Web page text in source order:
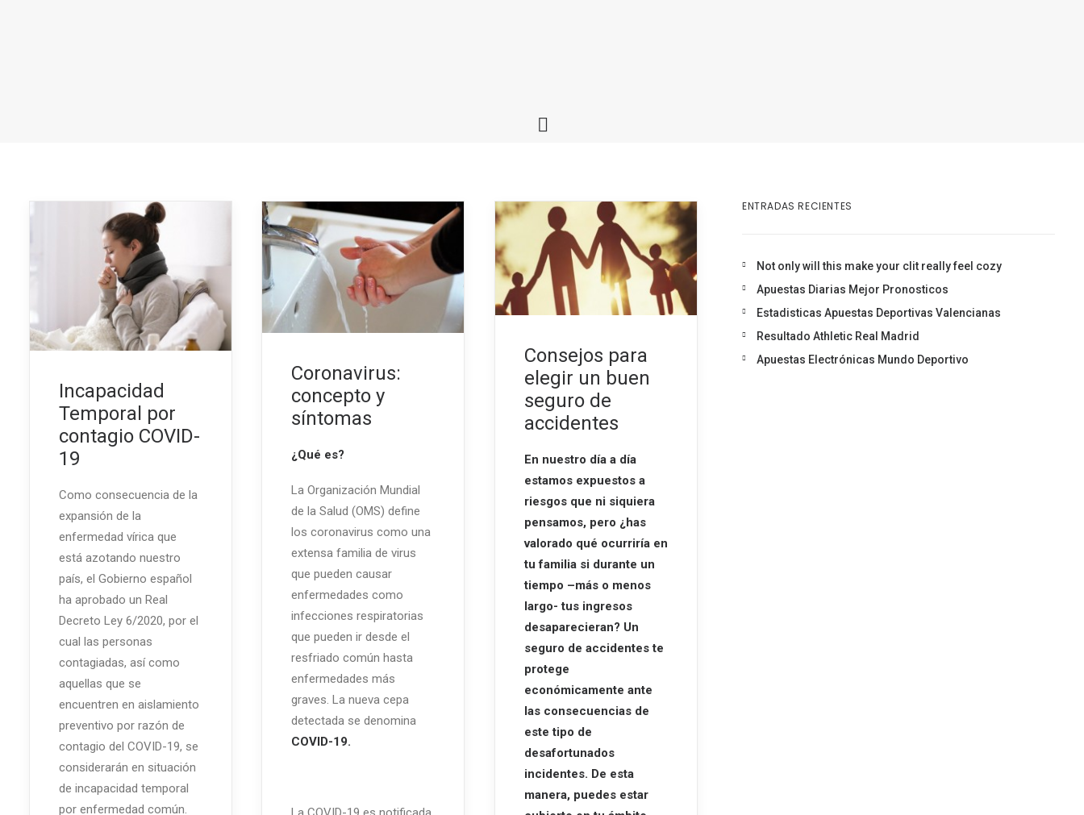
Incapacidad
Temporal por
contagio COVID-
19
Como consecuencia de la
expansión de la
enfermedad vírica que
está azotando nuestro
país, el Gobierno español
ha aprobado un Real
Decreto Ley 6/2020, por el
cual las personas
contagiadas, así como
aquellas que se
encuentren en aislamiento
preventivo por razón de
contagio del COVID-19, se
considerarán en situación
de incapacidad temporal
por enfermedad común.
Coronavirus:
concepto y
síntomas
¿Qué es?
La Organización Mundial
de la Salud (OMS) define
los coronavirus como una
extensa familia de virus
que pueden causar
enfermedades como
infecciones respiratorias
que pueden ir desde el
resfriado común hasta
enfermedades más
graves. La nueva cepa
detectada se denomina
COVID-19.
Consejos para
elegir un buen
seguro de
accidentes
En nuestro día a día
estamos expuestos a
riesgos que ni siquiera
pensamos, pero ¿has
valorado qué ocurriría en
tu familia si durante un
tiempo –más o menos
largo- tus ingresos
desaparecieran? Un
seguro de accidentes te
protege
económicamente ante
las consecuencias de
este tipo de
desafortunados
incidentes. De esta
manera, puedes estar
ENTRADAS RECIENTES
Not only will this make your clit really feel cozy
Apuestas Diarias Mejor Pronosticos
Estadisticas Apuestas Deportivas Valencianas
Resultado Athletic Real Madrid
Apuestas Electrónicas Mundo Deportivo